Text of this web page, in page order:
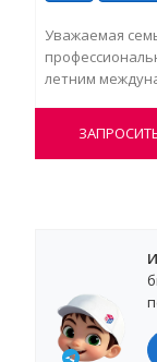
Уважаемая
летним